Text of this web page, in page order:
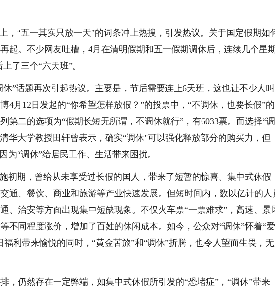
，“五一其实只放一天”的词条冲上热搜，引发热议。关于国定假期如
起。不少网友吐槽，4月在清明假期和五一假期调休后，连续几个星
了三个“六天班”。
休”话题再次引起热议。主要是，节后需要连上6天班，这也让不少人
4月12日发起的“你希望怎样放假？”的投票中，“不调休，也要长假”
第二的选项为“假期长短无所谓，不调休就行”，有6033票。而选择“
华大学教授田轩曾表示，确实“调休”可以强化释放部分的购买力，但
为“调休”给居民工作、生活带来困扰。
初期，曾给从未享受过长假的国人，带来了短暂的惊喜。集中式休假
通、餐饮、商业和旅游等产业快速发展。但短时间内，数以亿计的人
、治安等方面出现集中短缺现象。不仅火车票“一票难求”，高速、景
不同程度涨价，增加了百姓的休闲成本。如今，公众对“调休”怀着“
利带来愉悦的同时，“黄金苦旅”和“调休”折腾，也令人望而生畏，
，仍然存在一定弊端，如集中式休假所引发的“恐堵症”，“调休”带来